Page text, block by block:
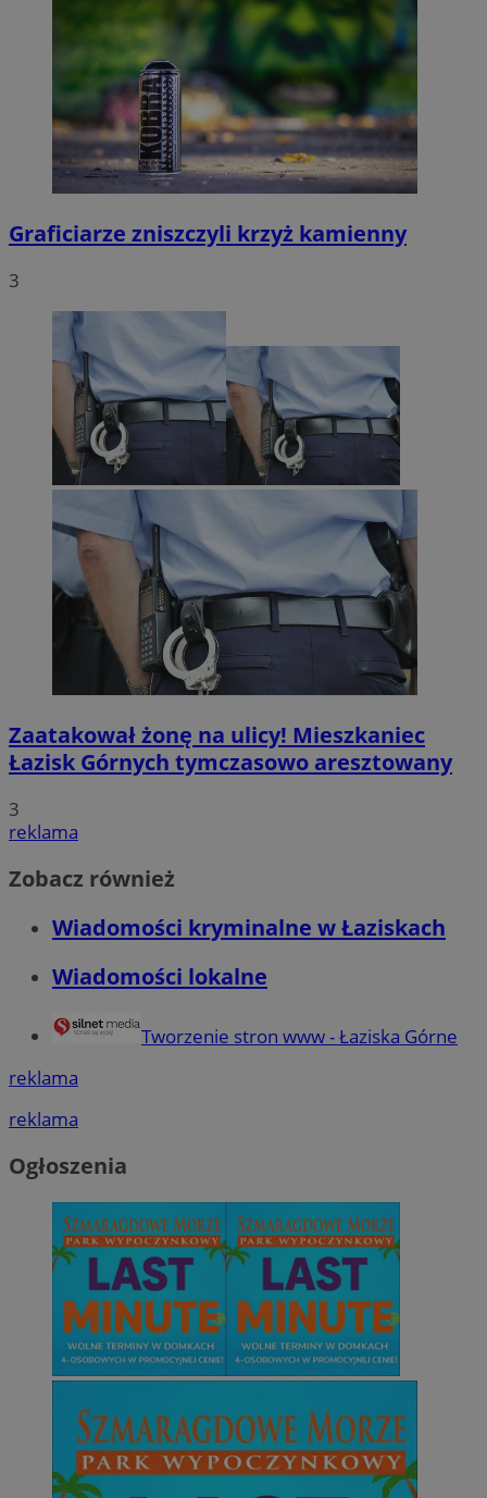
Graficiarze zniszczyli krzyż kamienny
3
Zaatakował żonę na ulicy! Mieszkaniec
Łazisk Górnych tymczasowo aresztowany
3
reklama
Zobacz również
Wiadomości kryminalne w Łaziskach
Wiadomości lokalne
Tworzenie stron www - Łaziska Górne
reklama
reklama
Ogłoszenia